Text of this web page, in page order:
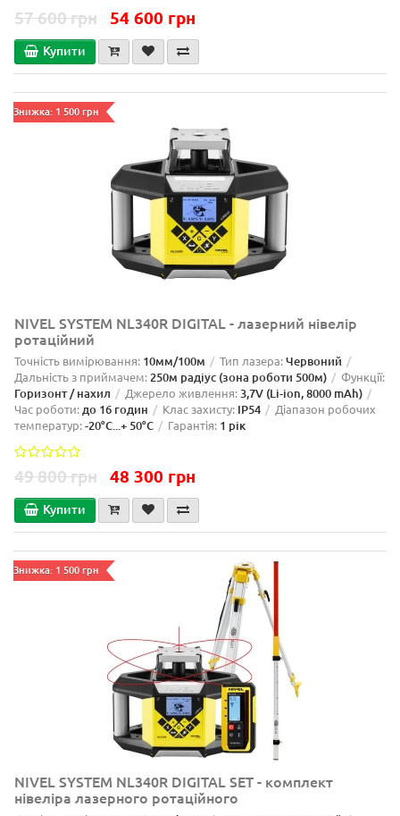
57 600 грн 54 600 грн
Купити
Знижка: 1 500 грн
NIVEL SYSTEM NL340R DIGITAL - лазерний нівелір
ротаційний
Точність вимірювання: 10мм/100м Тип лазера:Червоний
Дальність з приймачем: 250м радіус (зона роботи 500м) Функції:
Горизонт / нахил Джерело живлення: 3,7V (Li-ion, 8000 mAh)
Час роботи: до 16 годин Клас захисту: IP54
Діапазон робочих
температур:-20°C...+ 50°C Гарантія: 1 рік
49 800 грн 48 300 грн
Купити
Знижка: 1 500 грн
NIVEL SYSTEM NL340R DIGITAL SET - комплект
нівеліра лазерного ротаційного